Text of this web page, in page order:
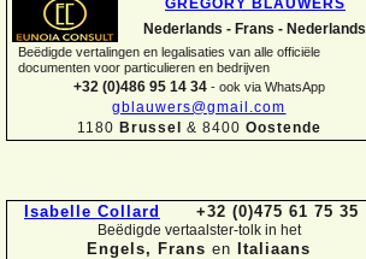
GREGORY BLAUWERS
Nederlands - Frans - Nederlands
Beëdigde vertalingen en legalisaties van alle officiële
documenten voor particulieren en bedrijven
+32 (0)486 95 14 34 - ook via WhatsApp
gblauwers@gmail.com
1180 Brussel & 8400 Oostende
Isabelle Collard +32 (0)475 61 75 35
Beëdigde vertaalster-tolk in het
Engels, Fransen Italiaans